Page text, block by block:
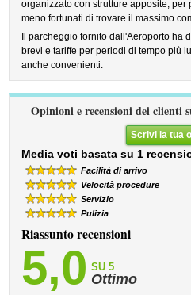
organizzato con strutture apposite,
meno fortunati di trovare il massimo
Il parcheggio fornito dall'Aeroporto ha
brevi e tariffe per periodi di tempo più
anche convenienti.
Opinioni e recensioni dei clienti
Scrivi la tua
Media voti basata su 1
Facilità di arrivo
Velocità procedure
Servizio
Pulizia
Riassunto recensioni
5,0 SU 5
Ottimo